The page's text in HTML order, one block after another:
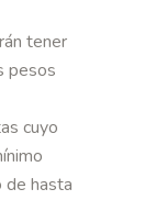
tener
pesos
cuyo
de hasta